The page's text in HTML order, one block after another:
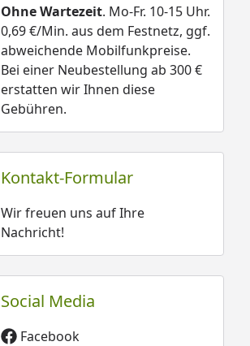
Ohne Wartezeit. Mo-Fr. 10-15 Uhr.
0,69 €/Min. aus dem Festnetz, ggf.
abweichende Mobilfunkpreise.
Bei einer Neubestellung ab 300 €
erstatten wir Ihnen diese
Gebühren.
Kontakt-Formular
Wir freuen uns auf Ihre
Nachricht!
Social Media
Facebook